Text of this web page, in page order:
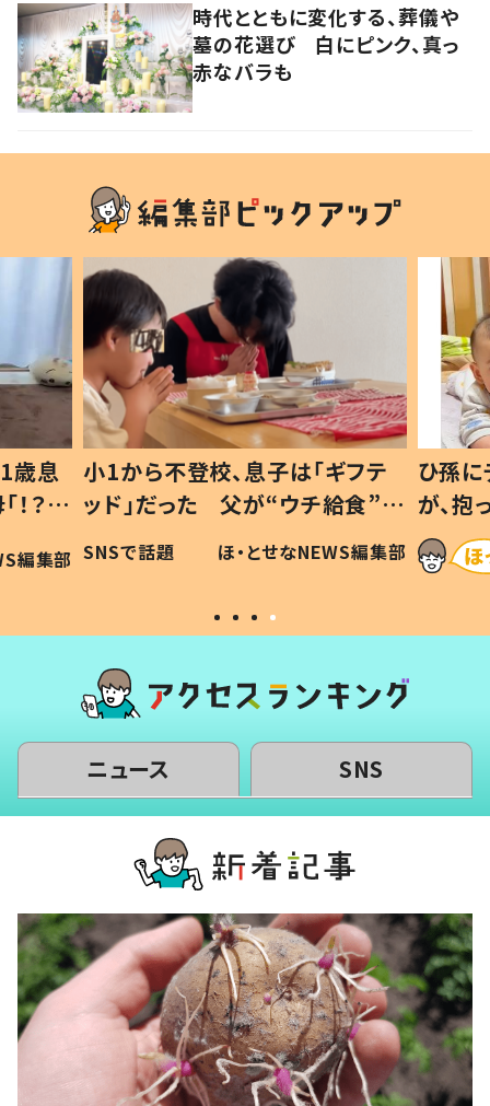
時代とともに変化する、葬儀や
墓の花選び 白にピンク、真っ
赤なバラも
歳息
？」
編集部
小1から不登校、息子は「ギフテ
ッド」だった 父が“ウチ給食”を
作り続ける理由とは #令和の親
#令和の子
SNSで話題 ほ・とせなNEWS編集部
ひ孫
が、
「涙が
い」
ニュース SNS